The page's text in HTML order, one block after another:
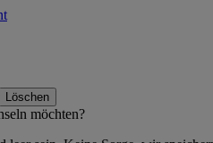
Löschen
möchten?